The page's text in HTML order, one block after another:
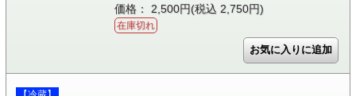
価格： 2,500円(税込 2,750円)
在庫切れ